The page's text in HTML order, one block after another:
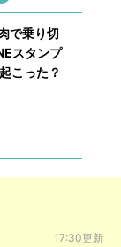
で乗り切
スタンプ
こった？
17:30更新